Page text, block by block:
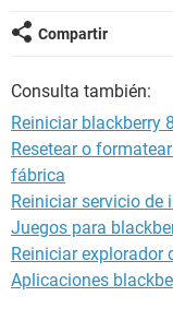
Compartir
Consulta también:
Reiniciar blackberry
Resetear o
fábrica
Reiniciar servicio de
Juegos para
Reiniciar explorador
Aplicaciones